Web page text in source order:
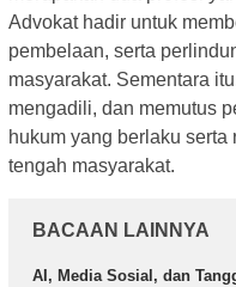
Advokat hadir untuk
pembelaan, serta
masyarakat. Sementara
mengadili, dan memutus
hukum yang berlaku
tengah masyarakat.
BACAAN LAINNYA
AI, Media Sosial, dan